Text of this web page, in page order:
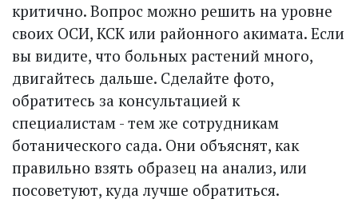
критично. Вопрос можно решить на уровне
своих ОСИ, КСК или районного акимата. Если
вы видите, что больных растений много,
двигайтесь дальше. Сделайте фото,
обратитесь за консультацией к
специалистам - тем же сотрудникам
ботанического сада. Они объяснят, как
правильно взять образец на анализ, или
посоветуют, куда лучше обратиться.